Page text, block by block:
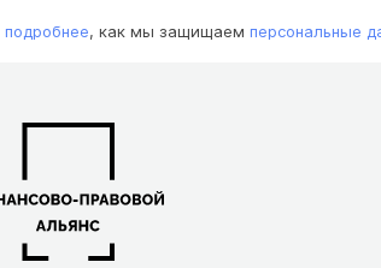
подробнее, как мы защищаем персональные